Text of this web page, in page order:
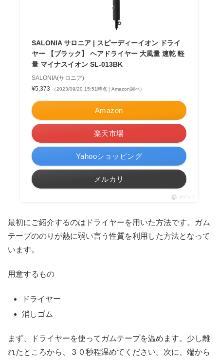
SALONIA サロニア | スピーディーイオン ドライ
ヤー 【ブラック】 ヘアドライヤー 大風量 速乾 軽
量 マイナスイオン SL-013BK
SALONIA(サロニア)
¥5,373
（2023/09/20 15:51時点 | Amazon調べ）
Amazon
楽天市場
Yahooショッピング
メルカリ
ポチップ
最初にご紹介するのはドライヤーを用いた方法です。ガム
テープののりが熱に弱い言う性質を利用した方法となって
います。
用意するもの
ドライヤー
消しゴム
まず、ドライヤーを使ってガムテープを温めます。少し離
れたところから、３０秒程温めてください。次に、端から